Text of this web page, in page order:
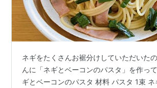
ネギをたくさんお裾分けしていただいた
んに「ネギとベーコンのパスタ」を作っ
ギとベーコンのパスタ 材料 パスタ 1束